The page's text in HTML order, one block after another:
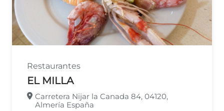
Restaurantes
EL MILLA
Carretera Nijar la Canada 84, 04120,
Almería España